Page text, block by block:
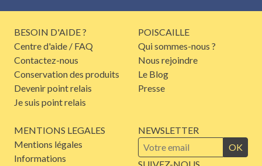
BESOIN D'AIDE ?
Centre d'aide / FAQ
Contactez-nous
Conservation des produits
Devenir point relais
Je suis point relais
POISCAILLE
Qui sommes-nous ?
Nous rejoindre
Le Blog
Presse
MENTIONS LEGALES
Mentions légales
Informations
NEWSLETTER
OK